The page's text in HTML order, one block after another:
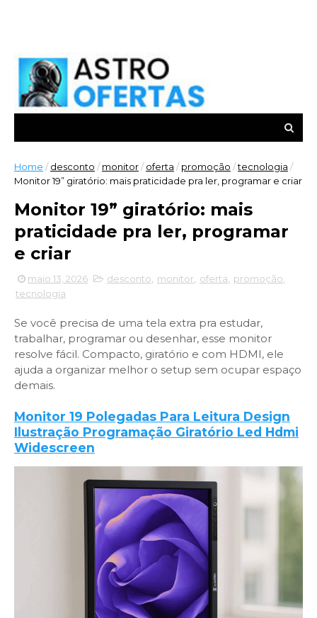
Home / desconto / monitor/ oferta / promoção /tecnologia /
Monitor 19” giratório: mais praticidade pra ler, programar e criar
Monitor 19” giratório: mais
praticidade pra ler, programar
e criar
maio 13, 2026 desconto monitor oferta promoção
tecnologia
Se você precisa de uma tela extra pra estudar,
trabalhar, programar ou desenhar, esse monitor
resolve fácil. Compacto, giratório e com HDMI, ele
ajuda a organizar melhor o setup sem ocupar espaço
demais.
Monitor 19 Polegadas Para Leitura Design
Ilustração Programação Giratório Led Hdmi
Widescreen